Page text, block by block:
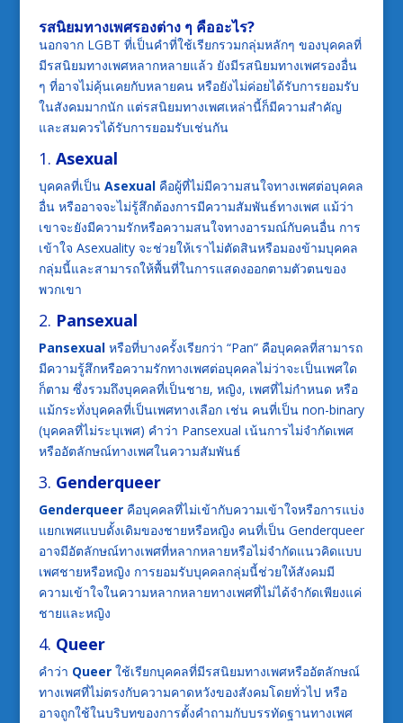
รสนิยมทางเพศรองต่าง ๆ คืออะไร?
นอกจาก LGBT ที่เป็นคำที่ใช้เรียกรวมกลุ่มหลักๆ ของบุคคลที่
มีรสนิยมทางเพศหลากหลายแล้ว ยังมีรสนิยมทางเพศรองอื่น
ๆ ที่อาจไม่คุ้นเคยกับหลายคน หรือยังไม่ค่อยได้รับการยอมรับ
ในสังคมมากนัก แต่รสนิยมทางเพศเหล่านี้ก็มีความสำคัญ
และสมควรได้รับการยอมรับเช่นกัน
1. Asexual
บุคคลที่เป็น Asexualคือผู้ที่ไม่มีความสนใจทางเพศต่อบุคคล
อื่น หรืออาจจะไม่รู้สึกต้องการมีความสัมพันธ์ทางเพศ แม้ว่า
เขาจะยังมีความรักหรือความสนใจทางอารมณ์กับคนอื่น การ
เข้าใจ Asexuality จะช่วยให้เราไม่ตัดสินหรือมองข้ามบุคคล
กลุ่มนี้และสามารถให้พื้นที่ในการแสดงออกตามตัวตนของ
พวกเขา
2. Pansexual
Pansexualหรือที่บางครั้งเรียกว่า “Pan” คือบุคคลที่สามารถ
มีความรู้สึกหรือความรักทางเพศต่อบุคคลไม่ว่าจะเป็นเพศใด
ก็ตาม ซึ่งรวมถึงบุคคลที่เป็นชาย, หญิง, เพศที่ไม่กำหนด หรือ
แม้กระทั่งบุคคลที่เป็นเพศทางเลือก เช่น คนที่เป็น non-binary
(บุคคลที่ไม่ระบุเพศ) คำว่า Pansexual เน้นการไม่จำกัดเพศ
หรืออัตลักษณ์ทางเพศในความสัมพันธ์
3. Genderqueer
Genderqueerคือบุคคลที่ไม่เข้ากับความเข้าใจหรือการแบ่ง
แยกเพศแบบดั้งเดิมของชายหรือหญิง คนที่เป็น Genderqueer
อาจมีอัตลักษณ์ทางเพศที่หลากหลายหรือไม่จำกัดแนวคิดแบบ
เพศชายหรือหญิง การยอมรับบุคคลกลุ่มนี้ช่วยให้สังคมมี
ความเข้าใจในความหลากหลายทางเพศที่ไม่ได้จำกัดเพียงแค่
ชายและหญิง
4. Queer
คำว่า Queerใช้เรียกบุคคลที่มีรสนิยมทางเพศหรืออัตลักษณ์
ทางเพศที่ไม่ตรงกับความคาดหวังของสังคมโดยทั่วไป หรือ
อาจถูกใช้ในบริบทของการตั้งคำถามกับบรรทัดฐานทางเพศ